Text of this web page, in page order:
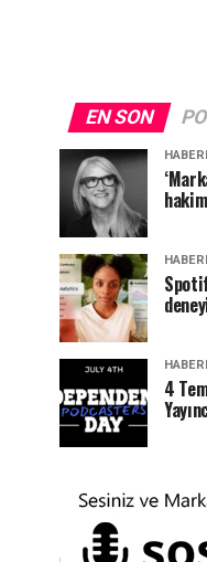
EN SON
4